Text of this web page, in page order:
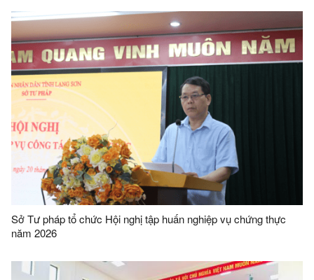
Sở Tư pháp tổ chức Hội nghị tập huấn nghiệp vụ chứng thực
năm 2026